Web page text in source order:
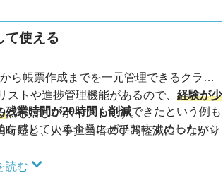
て使える
ら帳票作成までを一元管理できるクラウ
ストや進捗管理機能があるので、 経験が少
点も嬉しいポイントです。
短と、人事担当者の手間軽減につながり
残業時間が20時間も削減できたという例も
感じている企業にぜひおすすめしたいシ
読む